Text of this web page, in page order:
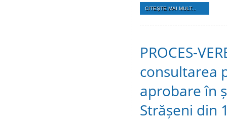
CITEŞTE MAI MULT...
PROCES-
consultarea
aprobare în
Strășeni din